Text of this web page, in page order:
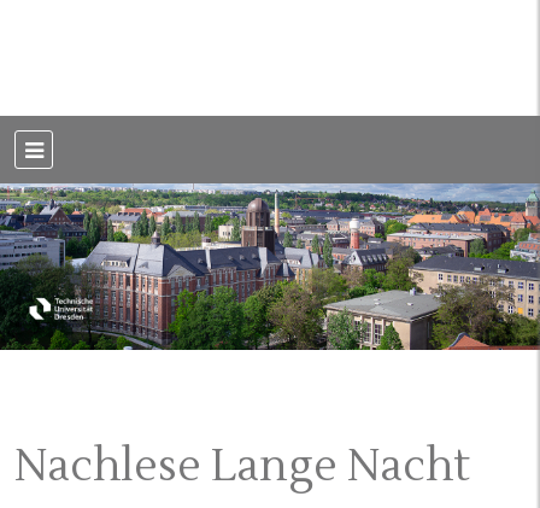
Dresden
Nachlese Lange Nacht